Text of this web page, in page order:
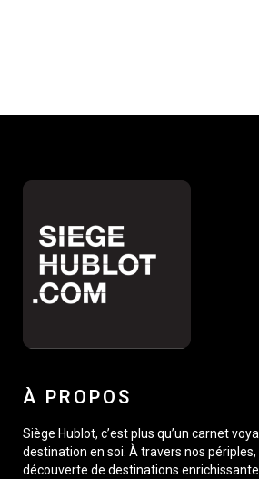
À PROPOS
Siège Hublot, c’est plus qu’un carnet
destination en soi. À travers nos
découverte de destinations